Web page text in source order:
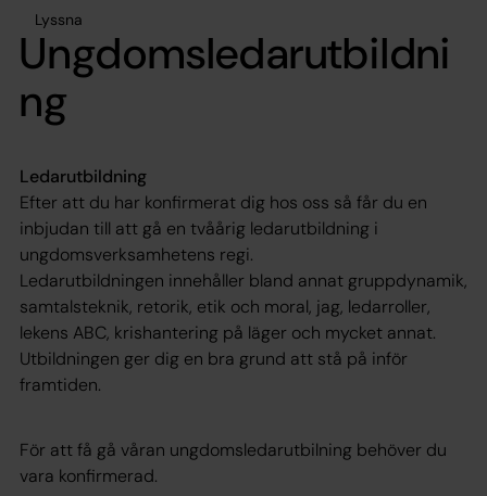
Lyssna
Ungdomsledarutbildni
ng
Ledarutbildning
Efter att du har konfirmerat dig hos oss så får du en
inbjudan till att gå en tvåårig ledarutbildning i
ungdomsverksamhetens regi.
Ledarutbildningen innehåller bland annat gruppdynamik,
samtalsteknik, retorik, etik och moral, jag, ledarroller,
lekens ABC, krishantering på läger och mycket annat.
Utbildningen ger dig en bra grund att stå på inför
framtiden.
För att få gå våran ungdomsledarutbilning behöver du
vara konfirmerad.